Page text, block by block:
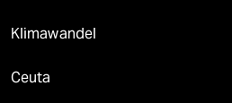
Klimawandel
Ceuta